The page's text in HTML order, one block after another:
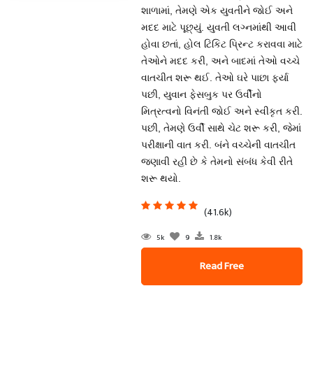
શાળામાં, તેમણે એક યુવતીને જોઈ અને
મદદ માટે પૂછ્યું. યુવતી લગ્નમાંથી આવી
હોવા છતાં, હોલ ટિકિટ પ્રિન્ટ કરાવવા માટે
તેઓને મદદ કરી, અને બાદમાં તેઓ વચ્ચે
વાતચીત શરૂ થઈ. તેઓ ઘરે પાછા ફર્યા
પછી, યુવાન ફેસબુક પર ઉર્વીનો
મિત્રત્વનો વિનંતી જોઈ અને સ્વીકૃત કરી.
પછી, તેમણે ઉર્વી સાથે ચેટ શરૂ કરી, જેમાં
પરીક્ષાની વાત કરી. બંને વચ્ચેની વાતચીત
જણાવી રહી છે કે તેમનો સંબંધ કેવી રીતે
શરૂ થયો.
(41.6k)
5k 9 1.8k
Read Free